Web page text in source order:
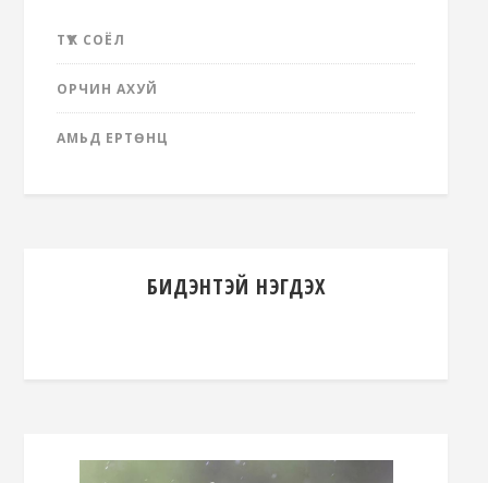
ТҮҮХ СОЁЛ
ОРЧИН АХУЙ
АМЬД ЕРТӨНЦ
БИДЭНТЭЙ НЭГДЭХ